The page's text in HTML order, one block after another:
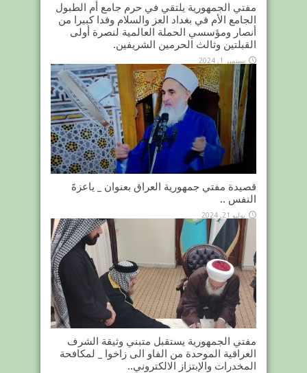
مفتي الجمهورية يلتقي في حرم جامع أم الطبول
الجامع الأم في بغداد العز والسلام وفدا كبيرا من
أنصار ومؤسسي الحملة العالمية لنصرة أولى
القبلتين وثالث الحرمين الشريفين.
سبتمبر 1, 2024
قصيدة مفتي جمهورية العراق بعنوان _ ياعزةَ
النفس ..
يوليو 21, 2024
مفتي الجمهورية يستقبل متبني وثيقة الشرف
العراقية الموحدة من الفاو الى زاخوا _ لمكافحة
المخدرات والإبتزاز الالكتروني..